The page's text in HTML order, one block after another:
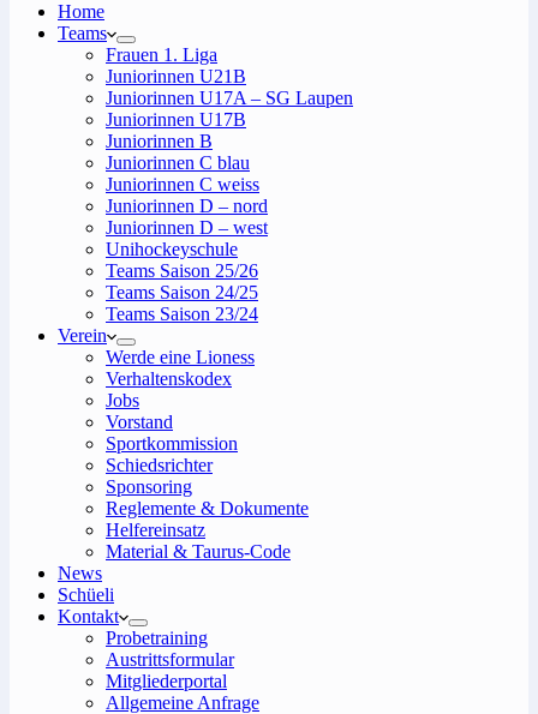
Home
Teams
Frauen 1. Liga
Juniorinnen U21B
Juniorinnen U17A – SG Laupen
Juniorinnen U17B
Juniorinnen B
Juniorinnen C blau
Juniorinnen C weiss
Juniorinnen D – nord
Juniorinnen D – west
Unihockeyschule
Teams Saison 25/26
Teams Saison 24/25
Teams Saison 23/24
Verein
Werde eine Lioness
Verhaltenskodex
Jobs
Vorstand
Sportkommission
Schiedsrichter
Sponsoring
Reglemente & Dokumente
Helfereinsatz
Material & Taurus-Code
News
Schüeli
Kontakt
Probetraining
Austrittsformular
Mitgliederportal
Allgemeine Anfrage